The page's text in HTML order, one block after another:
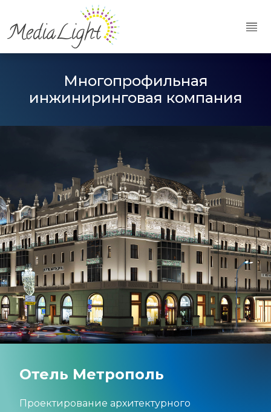
Многопрофильная
инжиниринговая компания
Отель Метрополь
Проектирование архитектурного